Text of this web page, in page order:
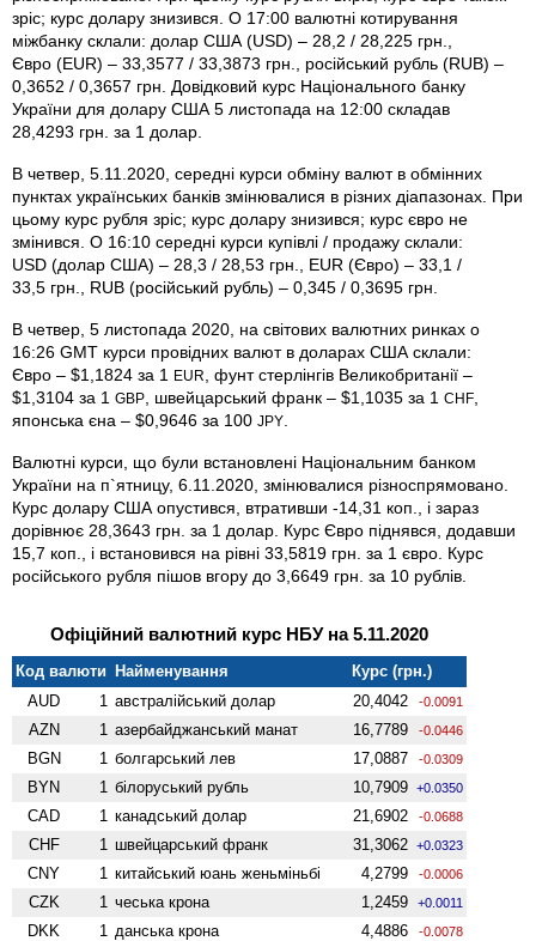
зріс; курс долару знизився. О 17:00 валютні котирування
міжбанку склали: долар США (USD) – 28,2 / 28,225 грн.,
Євро (EUR) – 33,3577 / 33,3873 грн., російський рубль (RUB) –
0,3652 / 0,3657 грн. Довідковий курс Національного банку
України для долару США 5 листопада на 12:00 складав
28,4293 грн. за 1 долар.
В четвер, 5.11.2020, середні курси обміну валют в обмінних
пунктах українських банків змінювалися в різних діапазонах. При
цьому курс рубля зріс; курс долару знизився; курс євро не
змінився. О 16:10 середні курси купівлі / продажу склали:
USD (долар США) – 28,3 / 28,53 грн., EUR (Євро) – 33,1 /
33,5 грн., RUB (російський рубль) – 0,345 / 0,3695 грн.
В четвер, 5 листопада 2020, на світових валютних ринках о
16:26 GMT курси провідних валют в доларах США склали:
Євро – $1,1824 за 1 EUR
, фунт стерлінгів Велико­британії –
$1,3104 за 1 GBP , швейцарський франк – $1,1035 за 1 CHF
японська єна – $0,9646 за 100 JPY
Валютні курси, що були встановлені Національним банком
України на п`ятницу, 6.11.2020, змінювалися різноспрямовано.
Курс долару США опустився, втративши -14,31 коп., і зараз
дорівнює 28,3643 грн. за 1 долар. Курс Євро піднявся, додавши
15,7 коп., і встановився на рівні 33,5819 грн. за 1 євро. Курс
російського рубля пішов вгору до 3,6649 грн. за 10 рублів.
Офіційний валютний курс НБУ на 5.11.2020
Код валюти Найменування
Курс (грн.)
AUD
1 австралійський долар 20,4042 -0.0091
AZN 1 азербайджанський манат 16,7789 -0.0446
BGN 1 болгарський лев 17,0887 -0.0309
BYN 1 білоруський рубль 10,7909 +0.0350
CAD 1 канадський долар 21,6902 -0.0688
CHF 1 швейцарський франк 31,3062 +0.0323
CNY 1 китайський юань женьмiньбi 4,2799 -0.0006
CZK 1 чеська крона 1,2459 +0.0011
DKK 1 данська крона 4,4886 -0.0078